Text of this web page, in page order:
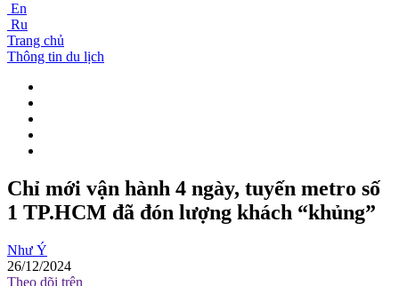
En
Ru
Trang chủ
Thông tin du lịch
Chỉ mới vận hành 4 ngày, tuyến metro số
1 TP.HCM đã đón lượng khách “khủng”
Như Ý
26/12/2024
Theo dõi trên